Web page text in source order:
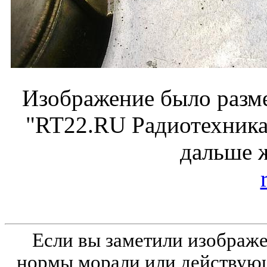
Изображение было
"RT22.RU
дальше
Если вы заметили
нормы морали или